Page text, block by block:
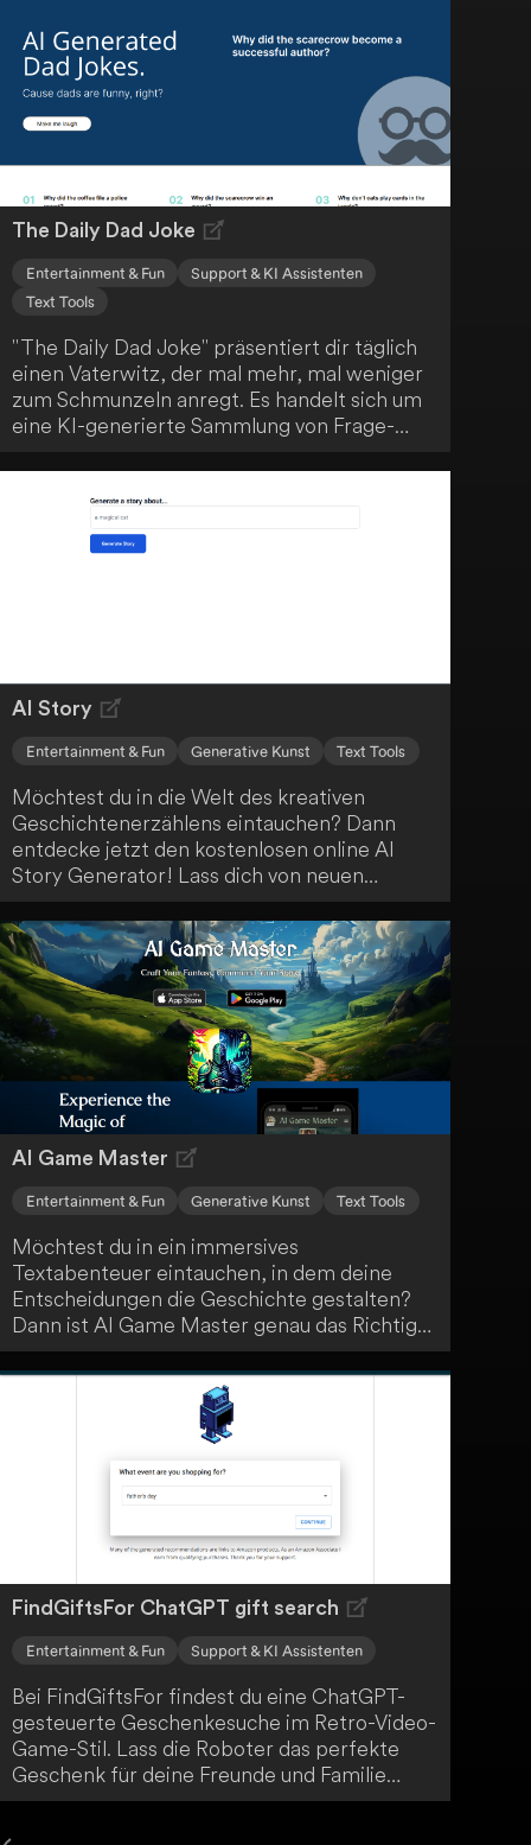
Kreativität, um Bildungs- und
Moralvorstellungen zu vermitteln. Entdecke
von der StoryBooks-Community empfohlene
Geschichten und erkunde das
Geschichtenerzählen in verschiedenen
The Daily Dad Joke
Entertainment & Fun
Support & KI Assistenten
Text Tools
"The Daily Dad Joke" präsentiert dir täglich
einen Vaterwitz, der mal mehr, mal weniger
zum Schmunzeln anregt. Es handelt sich um
eine KI-generierte Sammlung von Frage-
Joke"-Format nachahmen. Die Künstliche
Intelligenz imitiert dabei einen Vater, um dir
jeden Tag aufs Neue humorvolle Momente zu
kreieren.
AI Story
Entertainment & Fun Generative Kunst Text Tools
Möchtest du in die Welt des kreativen
Geschichtenerzählens eintauchen? Dann
entdecke jetzt den kostenlosen online AI
Story Generator! Lass dich von neuen
Erzählungen inspirieren und erkunde
verschiedene Genres mit anpassbaren
Optionen. Nutze die AI-generierten
Geschichten als Inspirationsquelle für dein
kreatives Schreiben, zur Unterhaltung oder
für Bildungszwecke.
AI Game Master
Entertainment & Fun Generative Kunst Text Tools
Möchtest du in ein immersives
Textabenteuer eintauchen, in dem deine
Entscheidungen die Geschichte gestalten?
Dann ist AI Game Master genau das Richtige
für dich! Erlebe einzigartiges, KI-gesteuertes
Gameplay und kreiere deine ganz eigene
epische Erzählung. Tauche ein in eine Welt
voller Abenteuer und Möglichkeiten.
FindGiftsFor ChatGPT gift search
Entertainment & Fun Support & KI Assistenten
Bei FindGiftsFor findest du eine ChatGPT-
gesteuerte Geschenkesuche im Retro-Video-
Game-Stil. Lass die Roboter das perfekte
Geschenk für deine Freunde und Familie
finden.